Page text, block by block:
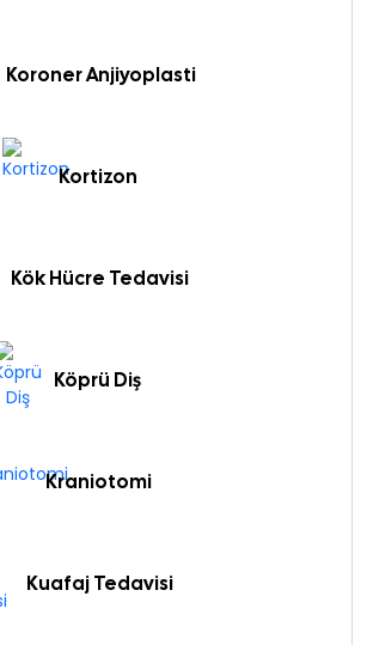
Koroner Anjiyoplasti
Kortizon
Kök Hücre Tedavisi
Köprü Diş
Kraniotomi
Kuafaj Tedavisi